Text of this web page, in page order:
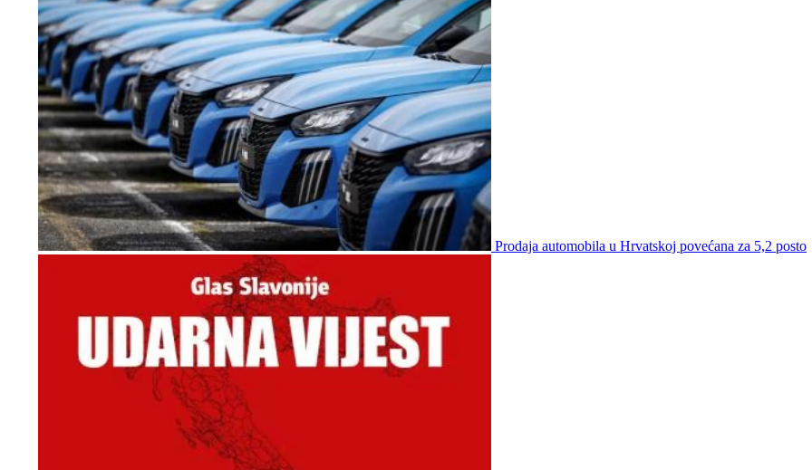
Prodaja automobila u Hrvatskoj povećana za 5,2 posto